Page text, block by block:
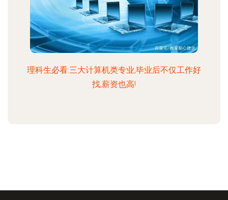
理科生必看:三大计算机类专业,毕业后不仅工作好
找,薪资也高!